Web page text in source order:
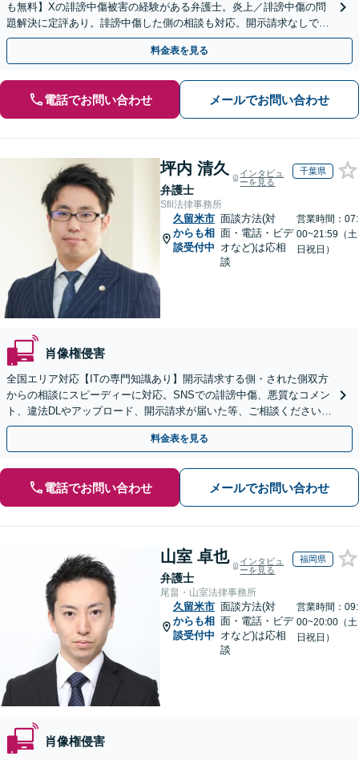
も無料】Xの誹謗中傷被害の経験がある弁護士。炎上／誹謗中傷の問
題解決に定評あり。誹謗中傷した側の相談も対応。開示請求なしで本
人の特定ができる場合もあり。
料金表を見る
電話でお問い合わせ メールでお問い合わせ
坪内 清久
弁護士
インタビュ
ーを見る
千葉県
Sfil法律事務所
久留米市
からも相
談受付中
面談方法(対
面・電話・ビデ
オなど)は応相
談
営業時間：07:
00~21:59（土
日祝日）
肖像権侵害
全国エリア対応【ITの専門知識あり】開示請求する側・された側双方
からの相談にスピーディーに対応。SNSでの誹謗中傷、悪質なコメン
ト、違法DLやアップロード、開示請求が届いた等、ご相談ください
【WEB面談OK&解決実績豊富】【千葉中央駅4分】
料金表を見る
電話でお問い合わせ メールでお問い合わせ
山室 卓也
弁護士
インタビュ
ーを見る
福岡県
尾畠・山室法律事務所
久留米市
からも相
談受付中
面談方法(対
面・電話・ビデ
オなど)は応相
談
営業時間：09:
00~20:00（土
日祝日）
肖像権侵害